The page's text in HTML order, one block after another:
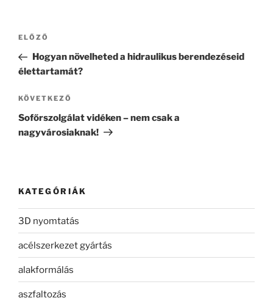
Bejegyzés
Korábbi
bejegyzés
ELŐZŐ
Hogyan növelheted a hidraulikus berendezéseid
élettartamát?
Következő
bejegyzés
KÖVETKEZŐ
Sofőrszolgálat vidéken – nem csak a
nagyvárosiaknak!
KATEGÓRIÁK
3D nyomtatás
acélszerkezet gyártás
alakformálás
aszfaltozás